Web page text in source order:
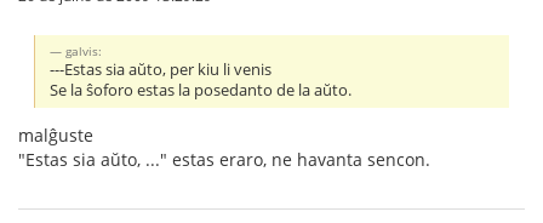
galvis:
---Estas sia aŭto, per kiu li venis
Se la ŝoforo estas la posedanto de la aŭto.
malĝuste
"Estas sia aŭto, ..." estas eraro, ne havanta sencon.